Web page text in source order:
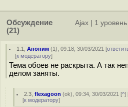
Обсуждение
(21)
Ajax 1 уровень
1.1 ,Аноним (1), 09:18, 30/03/2021 [
[к модератору]
Тема обоев не раскрыта. А так
делом заняты.
2.3 ,flexagoon (ok), 09:34, 30/03/2021 [^]
[к модератору]